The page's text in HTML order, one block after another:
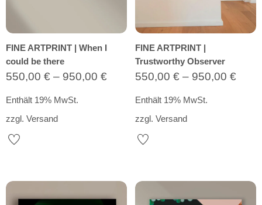
FINE ARTPRINT | When I
could be there
550,00 € – 950,00 € Preisspanne:
550,00 €
950,00 €
Enthält 19% MwSt.
zzgl. Versand
FINE ARTPRINT |
Trustworthy Observer
550,00 € – 950,00 €
Enthält 19% MwSt.
zzgl. Versand